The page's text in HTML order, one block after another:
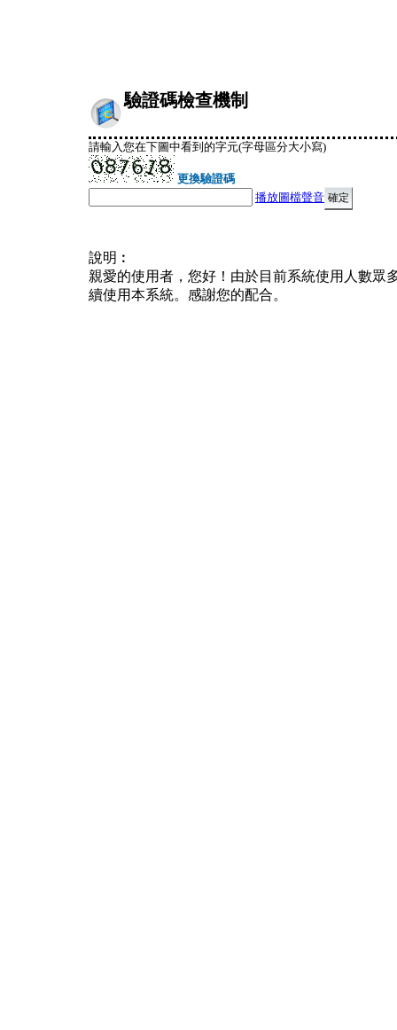
驗證碼檢查機制
請輸入您在下圖中看到的字元(字母區分大小寫)
更換驗證碼
播放圖檔聲音
說明︰
親愛的使用者，您好！由於目前系統使用人數眾
續使用本系統。感謝您的配合。